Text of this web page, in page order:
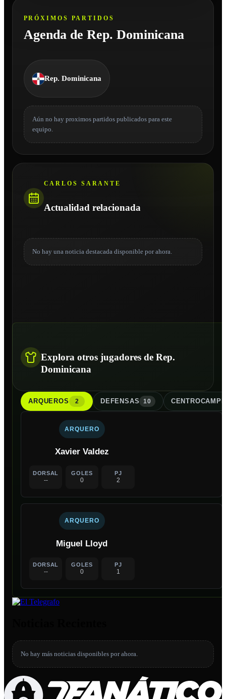
PRÓXIMOS PARTIDOS
Agenda de Rep. Dominicana
Rep. Dominicana
Aún no hay proximos partidos publicados para este
equipo.
CARLOS SARANTE
Actualidad relacionada
No hay una noticia destacada disponible por ahora.
Explora otros jugadores de Rep.
Dominicana
ARQUEROS 2 DEFENSAS 10
ARQUERO
Xavier Valdez
DORSAL
--
GOLES
0
PJ
2
ARQUERO
Miguel Lloyd
DORSAL
--
GOLES
0
PJ
1
No hay más noticias disponibles por ahora.